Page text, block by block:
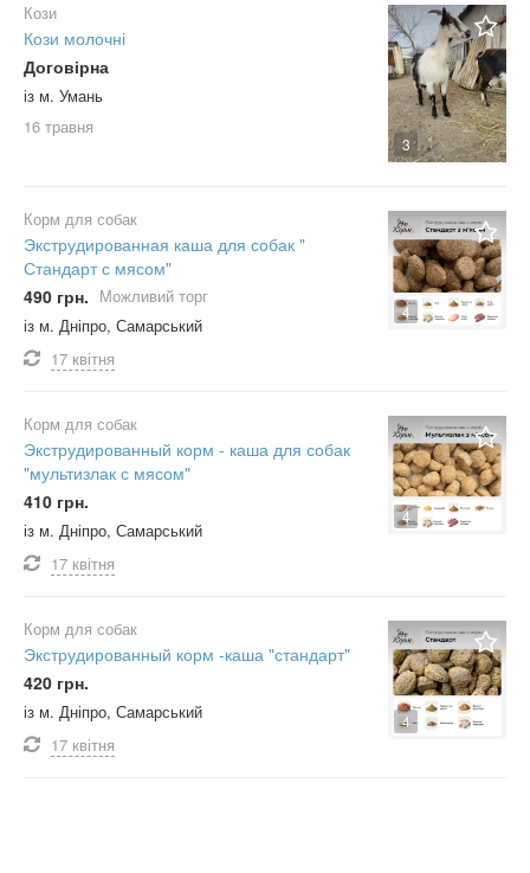
3
Кози
Кози молочні
Договірна
із м. Умань
16 травня
4
Корм для собак
Экструдированная каша для собак "
Стандарт с мясом"
490 грн. Можливий торг
із м. Дніпро, Самарський
17 квітня
4
Корм для собак
Экструдированный корм - каша для собак
"мультизлак с мясом"
410 грн.
із м. Дніпро, Самарський
17 квітня
4
Корм для собак
Экструдированный корм -каша "стандарт"
420 грн.
із м. Дніпро, Самарський
17 квітня